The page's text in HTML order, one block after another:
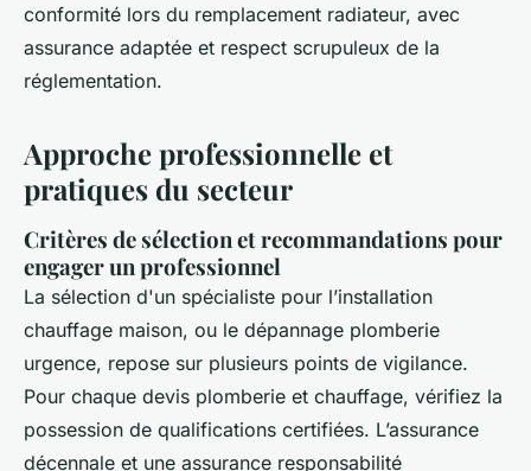
conformité lors du remplacement radiateur, avec
assurance adaptée et respect scrupuleux de la
réglementation.
Approche professionnelle et
pratiques du secteur
Critères de sélection et recommandations pour
engager un professionnel
La sélection d'un spécialiste pour l’installation
chauffage maison, ou le dépannage plomberie
urgence, repose sur plusieurs points de vigilance.
Pour chaque devis plomberie et chauffage, vérifiez la
possession de qualifications certifiées. L’assurance
décennale et une assurance responsabilité